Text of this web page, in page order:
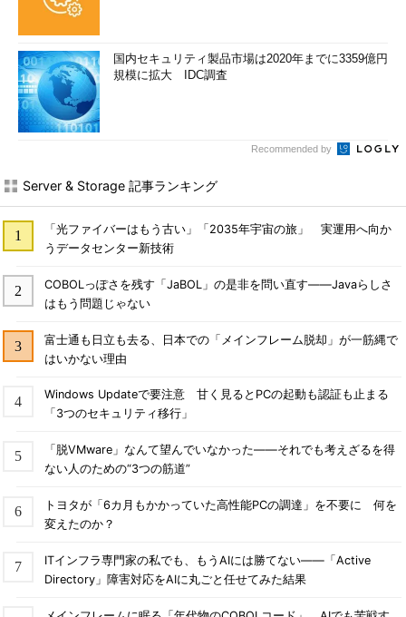
国内セキュリティ製品市場は2020年までに3359億円
規模に拡大 IDC調査
Recommended by
Server & Storage 記事ランキング
「光ファイバーはもう古い」「2035年宇宙の旅」 実運用へ向か
うデータセンター新技術
COBOLっぽさを残す「JaBOL」の是非を問い直す――Javaらしさ
はもう問題じゃない
富士通も日立も去る、日本での「メインフレーム脱却」が一筋縄で
はいかない理由
Windows Updateで要注意 甘く見るとPCの起動も認証も止まる
「3つのセキュリティ移行」
「脱VMware」なんて望んでいなかった――それでも考えざるを得
ない人のための“3つの筋道”
トヨタが「6カ月もかかっていた高性能PCの調達」を不要に 何を
変えたのか？
ITインフラ専門家の私でも、もうAIには勝てない――「Active
Directory」障害対応をAIに丸ごと任せてみた結果